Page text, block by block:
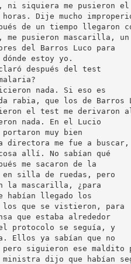
ni siquiera me pusieron
Dije mucho
de un tiempo
me pusieron mascarilla,
del Barros Luco para
estoy yo.
después del test
nada. Si eso es
rabia, que los de Barros
el test me derivaron
nada. En el Lucio
portaron muy bien
directora me fue a buscar,
allí. No sabían qué
me sacaron de la
en silla de ruedas, pero
la mascarilla, ¿para
habían llegado los
que se vistieron, para
que estaba alrededor
protocolo se seguía, y
Ellos ya sabían que no
siguieron ese maldito
ministra dijo que habían